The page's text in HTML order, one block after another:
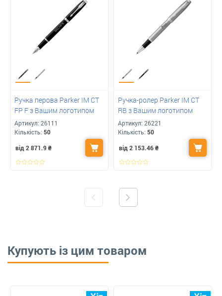
Ручка перова Parker IM CT
FP F з Вашим логотипом
Артикул: 26111
Кількість: 50
від 2 871.9₴
Ручка-ролер Parker IM CT
RB з Вашим логотипом
Артикул: 26221
Кількість: 50
від 2 153.46₴
Купують із цим товаром